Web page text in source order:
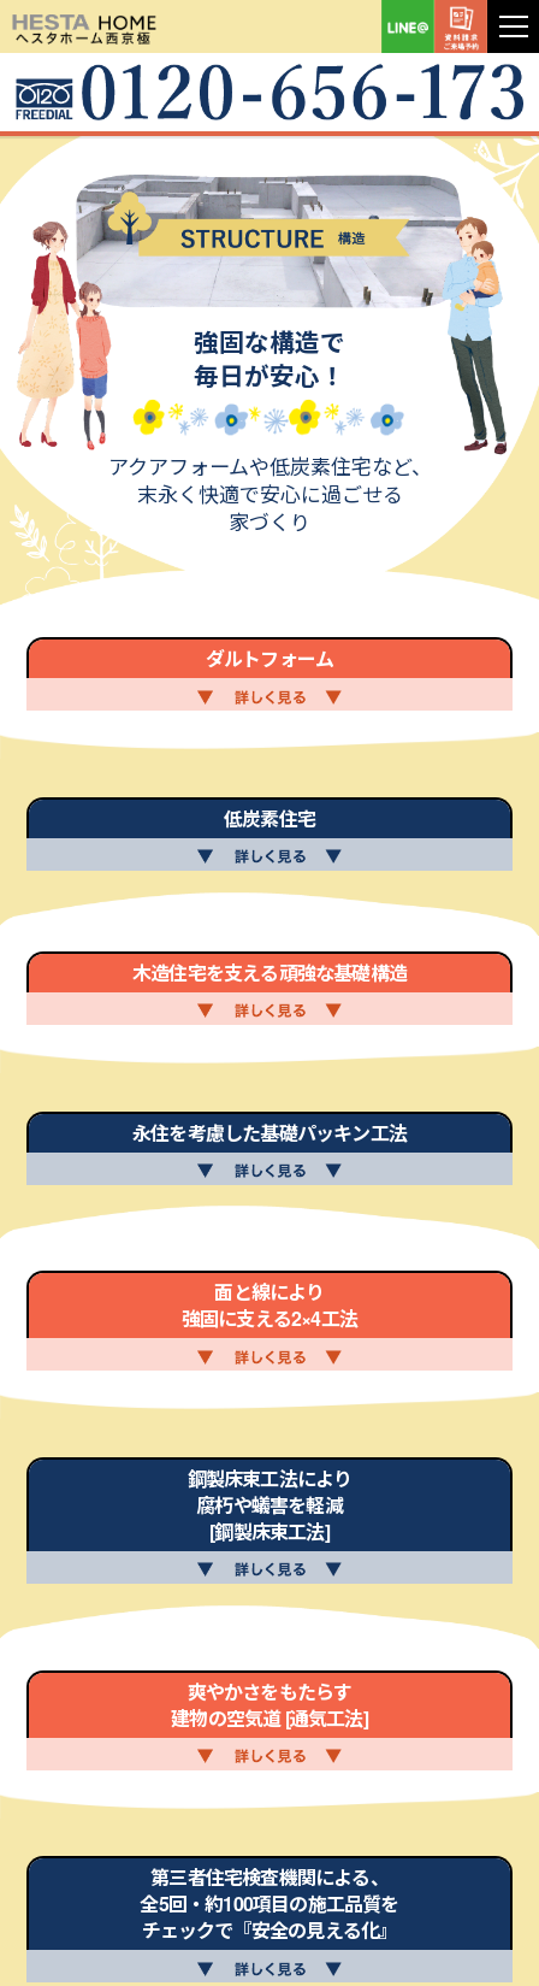
強固な構造で
毎日が安心！
アクアフォームや低炭素住宅など、
末永く快適で安心に過ごせる
家づくり
ダルトフォーム
低炭素住宅
木造住宅を支える頑強な基礎構造
永住を考慮した基礎パッキン工法
面と線により
強固に支える2×4工法
鋼製床束工法により
腐朽や蟻害を軽減
[鋼製床束工法]
爽やかさをもたらす
建物の空気道 [通気工法]
第三者住宅検査機関による、
全5回・約100項目の施工品質を
チェックで『安全の見える化』